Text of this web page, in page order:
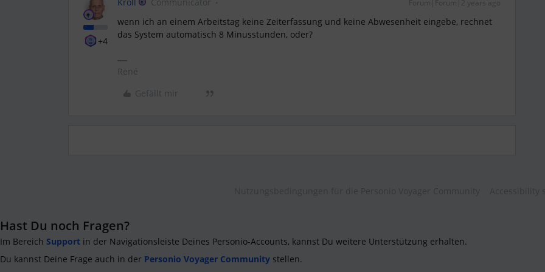
+4
Forum|Forum|2 years ago
wenn ich an einem Arbeitstag keine Zeiterfassung und keine Abwesenheit eingebe, rechnet
das System automatisch 8 Minusstunden, oder?
René
Gefällt mir
Hast Du noch Fragen?
Im Bereich Support in der Navigationsleiste Deines Personio-Accounts, kannst Du weitere Unterstützung erhalten.
Du kannst Deine Frage auch in der Personio Voyager Community stellen.